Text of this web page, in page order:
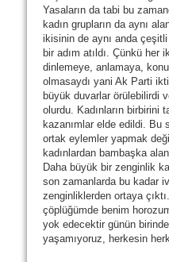
Yasaların da tabi bu
kadın grupların da aynı
ikisinin de aynı anda
bir adım atıldı. Çünkü her
dinlemeye, anlamaya,
olmasaydı yani Ak Parti
büyük duvarlar örülebilirdi
olurdu. Kadınların birbirini
kazanımlar elde edildi. Bu
ortak eylemler yapmak
kadınlardan bambaşka
Daha büyük bir zenginlik
son zamanlarda bu kadar
zenginliklerden ortaya
çöplüğümde benim
yok edecektir günün
yaşamıyoruz, herkesin